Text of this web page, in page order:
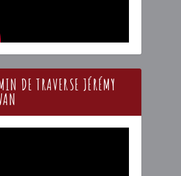
DE TRAVERSE JÉRÉMY